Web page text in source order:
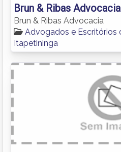
Brun & Ribas Advocacia
Brun & Ribas Advocacia
Advogados e Escritórios
Itapetininga